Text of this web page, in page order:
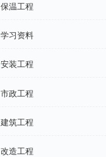
保温工程
学习资料
安装工程
市政工程
建筑工程
改造工程